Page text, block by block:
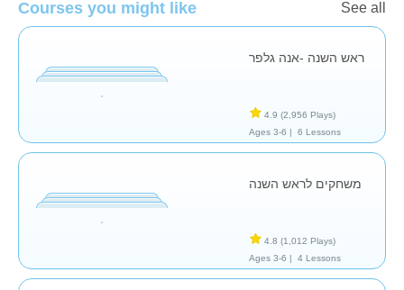
Courses you might like See all
ראש השנה -אנה גלפר
4.9 (2,956 Plays)
Ages 3-6 |
6 Lessons
משחקים לראש השנה
4.8 (1,012 Plays)
Ages 3-6 |
4 Lessons